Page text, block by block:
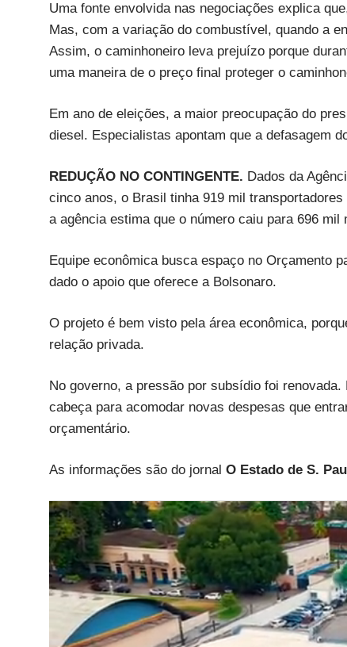
Uma fonte envolvida nas negociações explica
Mas, com a variação do combustível, quando a
Assim, o caminhoneiro leva prejuízo porque
uma maneira de o preço final proteger o
Em ano de eleições, a maior preocupação do
diesel. Especialistas apontam que a defasagem
REDUÇÃO NO CONTINGENTE. Dados da
cinco anos, o Brasil tinha 919 mil
a agência estima que o número caiu para 696
Equipe econômica busca espaço no Orçamento
dado o apoio que oferece a Bolsonaro.
O projeto é bem visto pela área econômica,
relação privada.
No governo, a pressão por subsídio foi
cabeça para acomodar novas despesas que
orçamentário.
As informações são do jornal O Estado de S.